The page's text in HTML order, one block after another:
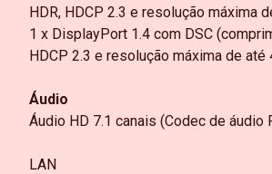
HDR, HDCP 2.3 e resolução máxima
1 x DisplayPort 1.4 com DSC
HDCP 2.3 e resolução máxima de até
Áudio
Áudio HD 7.1 canais (Codec de áudio
LAN